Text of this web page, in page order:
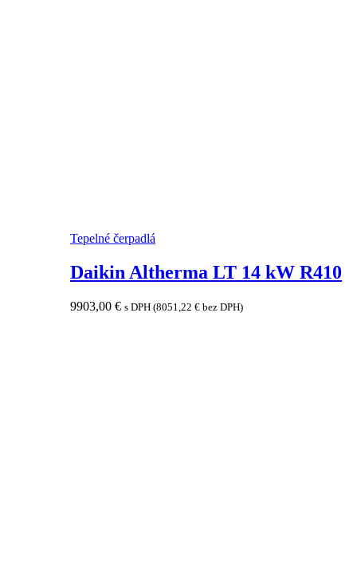
Tepelné čerpadlá
Daikin Altherma LT 14 kW R410
9903,00 € s DPH (8051,22 € bez DPH)